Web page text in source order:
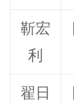
靳宏
利
翟日